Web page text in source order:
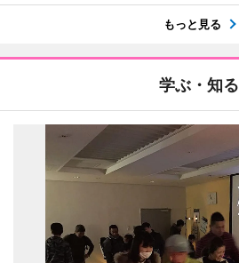
もっと見る
学ぶ・知る